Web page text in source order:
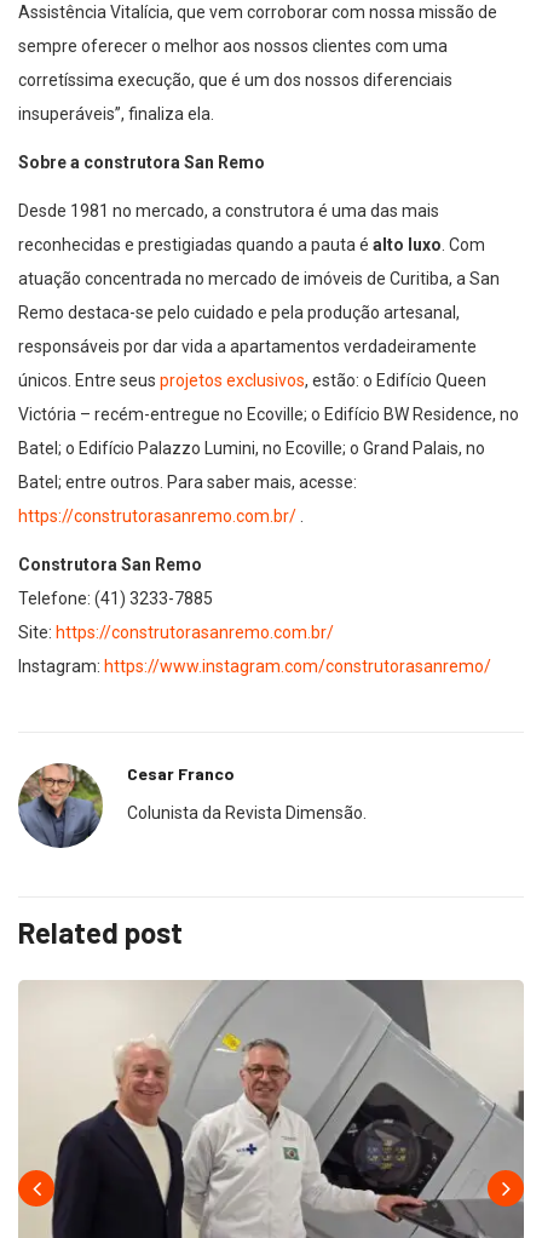
Assistência Vitalícia, que vem corroborar com nossa missão de
sempre oferecer o melhor aos nossos clientes com uma
corretíssima execução, que é um dos nossos diferenciais
insuperáveis”, finaliza ela.
Sobre a construtora San Remo
Desde 1981 no mercado, a construtora é uma das mais
reconhecidas e prestigiadas quando a pauta é alto luxo . Com
atuação concentrada no mercado de imóveis de Curitiba, a San
Remo destaca-se pelo cuidado e pela produção artesanal,
responsáveis por dar vida a apartamentos verdadeiramente
únicos. Entre seus projetos exclusivos, estão: o Edifício Queen
Victória – recém-entregue no Ecoville; o Edifício BW Residence, no
Batel; o Edifício Palazzo Lumini, no Ecoville; o Grand Palais, no
Batel; entre outros. Para saber mais, acesse:
https://construtorasanremo.com.br/
Construtora San Remo
Telefone: (41) 3233-7885
Site: https://construtorasanremo.com.br/
Instagram: https://www.instagram.com/construtorasanremo/
Cesar Franco
Colunista da Revista Dimensão.
Related post